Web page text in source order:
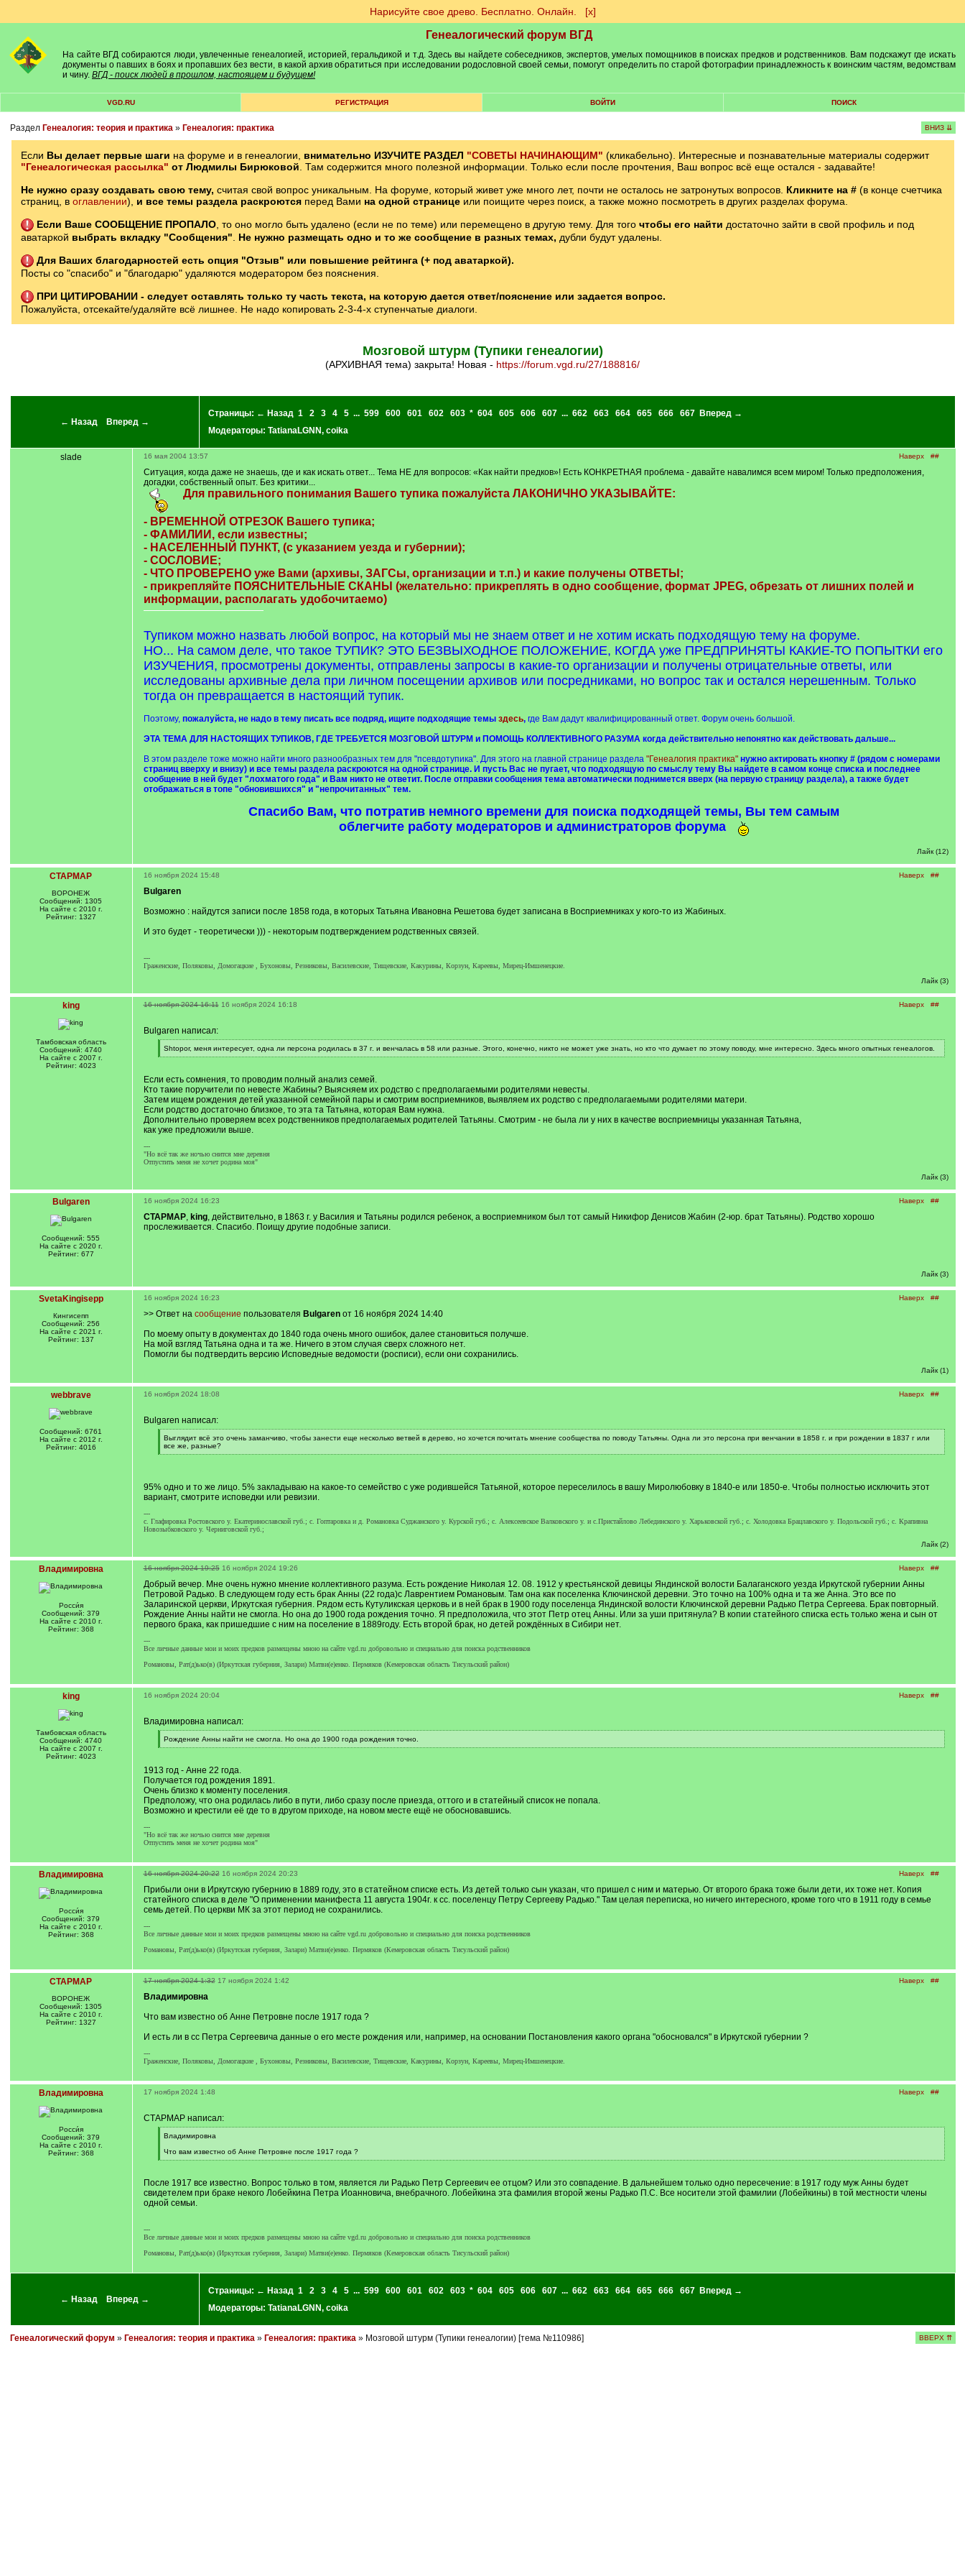
Нарисуйте свое древо. Бесплатно. Онлайн. [х]
Генеалогический форум ВГД
На сайте ВГД собираются люди, увлеченные генеалогией, историей, геральдикой и т.д. Здесь вы найдете собеседников, экспертов, умелых помощников в поисках предков и родственников. Вам подскажут где искать
документы о павших в боях и пропавших без вести, в какой архив обратиться при исследовании родословной своей семьи, помогут определить по старой фотографии принадлежность к воинским частям, ведомствам
и чину. ВГД - поиск людей в прошлом, настоящем и будущем!
VGD.RU РЕГИСТРАЦИЯ ВОЙТИ ПОИСК
Раздел Генеалогия: теория и практика» Генеалогия: практика ВНИЗ ⇊
Если Вы делает первые шаги на форуме и в генеалогии, внимательно ИЗУЧИТЕ РАЗДЕЛ "СОВЕТЫ НАЧИНАЮЩИМ" (кликабельно). Интересные и познавательные материалы содержит
"Генеалогическая рассылка" от Людмилы Бирюковой . Там содержится много полезной информации. Только если после прочтения, Ваш вопрос всё еще остался - задавайте!
Не нужно сразу создавать свою тему, считая свой вопрос уникальным. На форуме, который живет уже много лет, почти не осталось не затронутых вопросов. Кликните на # (в конце счетчика
страниц, в оглавлении), и все темы раздела раскроются перед Вами на одной странице или поищите через поиск, а также можно посмотреть в других разделах форума.
Если Ваше СООБЩЕНИЕ ПРОПАЛО, то оно могло быть удалено (если не по теме) или перемещено в другую тему. Для того чтобы его найти достаточно зайти в свой профиль и под
аватаркой выбрать вкладку "Сообщения" Не нужно размещать одно и то же сообщение в разных темах, дубли будут удалены.
Для Ваших благодарностей есть опция "Отзыв" или повышение рейтинга (+ под аватаркой).
Посты со "спасибо" и "благодарю" удаляются модератором без пояснения.
ПРИ ЦИТИРОВАНИИ - следует оставлять только ту часть текста, на которую дается ответ/пояснение или задается вопрос.
Пожалуйста, отсекайте/удаляйте всё лишнее. Не надо копировать 2-3-4-х ступенчатые диалоги.
Мозговой штурм (Тупики генеалогии)
(АРХИВНАЯ тема) закрыта! Новая - https://forum.vgd.ru/27/188816/
← Назад Вперед →
Страницы: ← Назад 1 2 3 4 5 ... 599 600 601 602 603 * 604 605 606 607 ... 662 663 664 665 666 667
Вперед →
Модераторы: TatianaLGNN, coika
slade Наверх ##
16 мая 2004 13:57
Ситуация, когда даже не знаешь, где и как искать ответ... Тема НЕ для вопросов: «Как найти предков»! Есть КОНКРЕТНАЯ проблема - давайте навалимся всем миром! Только предположения,
догадки, собственный опыт. Без критики...
Для правильного понимания Вашего тупика пожалуйста ЛАКОНИЧНО УКАЗЫВАЙТЕ:
- ВРЕМЕННОЙ ОТРЕЗОК Вашего тупика;
- ФАМИЛИИ, если известны;
- НАСЕЛЕННЫЙ ПУНКТ, (с указанием уезда и губернии);
- СОСЛОВИЕ;
- ЧТО ПРОВЕРЕНО уже Вами (архивы, ЗАГСы, организации и т.п.) и какие получены ОТВЕТЫ;
- прикрепляйте ПОЯСНИТЕЛЬНЫЕ СКАНЫ (желательно: прикреплять в одно сообщение, формат JPЕG, обрезать от лишних полей и
информации, располагать удобочитаемо)
Тупиком можно назвать любой вопрос, на который мы не знаем ответ и не хотим искать подходящую тему на форуме.
НО... На самом деле, что такое ТУПИК? ЭТО БЕЗВЫХОДНОЕ ПОЛОЖЕНИЕ, КОГДА уже ПРЕДПРИНЯТЫ КАКИЕ-ТО ПОПЫТКИ его
ИЗУЧЕНИЯ, просмотрены документы, отправлены запросы в какие-то организации и получены отрицательные ответы, или
исследованы архивные дела при личном посещении архивов или посредниками, но вопрос так и остался нерешенным. Только
тогда он превращается в настоящий тупик.
Поэтому, пожалуйста, не надо в тему писать все подряд, ищите подходящие темы здесь, где Вам дадут квалифицированный ответ. Форум очень большой.
ЭТА ТЕМА ДЛЯ НАСТОЯЩИХ ТУПИКОВ, ГДЕ ТРЕБУЕТСЯ МОЗГОВОЙ ШТУРМ и ПОМОЩЬ КОЛЛЕКТИВНОГО РАЗУМА когда действительно непонятно как действовать дальше...
В этом разделе тоже можно найти много разнообразных тем для "псевдотупика". Для этого на главной странице раздела "Генеалогия практика" нужно актировать кнопку # (рядом с номерами
страниц вверху и внизу) и все темы раздела раскроются на одной странице. И пусть Вас не пугает, что подходящую по смыслу тему Вы найдете в самом конце списка и последнее
сообщение в ней будет "лохматого года" и Вам никто не ответит. После отправки сообщения тема автоматически поднимется вверх (на первую страницу раздела), а также будет
отображаться в топе "обновившихся" и "непрочитанных" тем.
Спасибо Вам, что потратив немного времени для поиска подходящей темы, Вы тем самым
облегчите работу модераторов и администраторов форума
Лайк (12)
СТАРМАР
ВОРОНЕЖ
Сообщений: 1305
На сайте с 2010 г.
Рейтинг: 1327
Наверх ##
16 ноября 2024 15:48
Bulgaren
Возможно : найдутся записи после 1858 года, в которых Татьяна Ивановна Решетова будет записана в Восприемниках у кого-то из Жабиных.
И это будет - теоретически ))) - некоторым подтверждением родственных связей.
---
Граженские, Поляковы, Домогацкие , Бухоновы, Резниковы, Василевские, Тищевские, Какурины, Корзун, Кареевы, Мирец-Имшенецкие.
Лайк (3)
king
Тамбовская область
Сообщений: 4740
На сайте с 2007 г.
Рейтинг: 4023
Наверх ##
16 ноября 2024 16:11 16 ноября 2024 16:18
Bulgaren написал:
[
q
Shtopor, меня интересует, одна ли персона родилась в 37 г. и венчалась в 58 или разные. Этого, конечно, никто не может уже знать, но кто что думает по этому поводу, мне интересно. Здесь много опытных генеалогов.
[
Если есть сомнения, то проводим полный анализ семей.
Кто такие поручители по невесте Жабины? Выясняем их родство с предполагаемыми родителями невесты.
Затем ищем рождения детей указанной семейной пары и смотрим восприемников, выявляем их родство с предполагаемыми родителями матери.
Если родство достаточно близкое, то эта та Татьяна, которая Вам нужна.
Дополнительно проверяем всех родственников предполагаемых родителей Татьяны. Смотрим - не была ли у них в качестве восприемницы указанная Татьяна,
как уже предложили выше.
---
"Но всё так же ночью снится мне деревня
Отпустить меня не хочет родина моя"
Лайк (3)
Bulgaren
Сообщений: 555
На сайте с 2020 г.
Рейтинг: 677
Наверх ##
16 ноября 2024 16:23
СТАРМАР, king, действительно, в 1863 г. у Василия и Татьяны родился ребенок, а восприемником был тот самый Никифор Денисов Жабин (2-юр. брат Татьяны). Родство хорошо
прослеживается. Спасибо. Поищу другие подобные записи.
Лайк (3)
SvetaKingisepp
Кингисепп
Сообщений: 256
На сайте с 2021 г.
Рейтинг: 137
Наверх ##
16 ноября 2024 16:23
>> Ответ на сообщение пользователя Bulgarenот 16 ноября 2024 14:40
По моему опыту в документах до 1840 года очень много ошибок, далее становиться получше.
На мой взгляд Татьяна одна и та же. Ничего в этом случая сверх сложного нет.
Помогли бы подтвердить версию Исповедные ведомости (росписи), если они сохранились.
Лайк (1)
webbrave
Сообщений: 6761
На сайте с 2012 г.
Рейтинг: 4016
Наверх ##
16 ноября 2024 18:08
Bulgaren написал:
[
q
]
Выглядит всё это очень заманчиво, чтобы занести еще несколько ветвей в дерево, но хочется почитать мнение сообщества по поводу Татьяны. Одна ли это персона при венчании в 1858 г. и при рождении в 1837 г или
все же, разные?
[
95% одно и то же лицо. 5% закладываю на какое-то семейство с уже родившейся Татьяной, которое переселилось в вашу Миролюбовку в 1840-е или 1850-е. Чтобы полностью исключить этот
вариант, смотрите исповедки или ревизии.
---
c. Глафировка Ростовского у. Екатеринославской губ.; c. Гоптаровка и д. Романовка Суджанского у. Курской губ.; c. Алексеевское Валковского у. и c.Пристайлово Лебединского у. Харьковской губ.; c. Холодовка Брацлавского у. Подольской губ.; c. Крапивна
Новозыбковского у. Черниговской губ.;
Лайк (2)
Владимировна
Росси́я
Сообщений: 379
На сайте с 2010 г.
Рейтинг: 368
Наверх ##
16 ноября 2024 19:25 16 ноября 2024 19:26
Добрый вечер. Мне очень нужно мнение коллективного разума. Есть рождение Николая 12. 08. 1912 у крестьянской девицы Яндинской волости Балаганского уезда Иркутской губернии Анны
Петровой Радько. В следующем году есть брак Анны (22 года)с Лаврентием Романовым. Там она как поселенка Ключинской деревни. Это точно на 100% одна и та же Анна. Это все по
Заларинской церкви, Иркутская губерния. Рядом есть Кутуликская церковь и в ней брак в 1900 году поселенца Яндинской волости Ключинской деревни Радько Петра Сергеева. Брак повторный.
Рождение Анны найти не смогла. Но она до 1900 года рождения точно. Я предположила, что этот Петр отец Анны. Или за уши притянула? В копии статейного списка есть только жена и сын от
первого брака, как пришедшие с ним на поселение в 1889году. Есть второй брак, но детей рождённых в Сибири нет.
---
Все личные данные мои и моих предков размещены мною на сайте vgd.ru добровольно и специально для поиска родственников
Романовы, Рат(д)ько(в) (Иркутская губерния, Залари) Матви(е)енко. Пермяков (Кемеровская область Тисульский район)
king
Тамбовская область
Сообщений: 4740
На сайте с 2007 г.
Рейтинг: 4023
Наверх ##
16 ноября 2024 20:04
Владимировна написал:
[
q
Рождение Анны найти не смогла. Но она до 1900 года рождения точно.
[
1913 год - Анне 22 года.
Получается год рождения 1891.
Очень близко к моменту поселения.
Предположу, что она родилась либо в пути, либо сразу после приезда, оттого и в статейный список не попала.
Возможно и крестили её где то в другом приходе, на новом месте ещё не обосновавшись.
---
"Но всё так же ночью снится мне деревня
Отпустить меня не хочет родина моя"
Владимировна
Росси́я
Сообщений: 379
На сайте с 2010 г.
Рейтинг: 368
Наверх ##
16 ноября 2024 20:22 16 ноября 2024 20:23
Прибыли они в Иркутскую губернию в 1889 году, это в статейном списке есть. Из детей только сын указан, что пришел с ним и матерью. От второго брака тоже были дети, их тоже нет. Копия
статейного списка в деле "О применении манифеста 11 августа 1904г. к сс. поселенцу Петру Сергееву Радько." Там целая переписка, но ничего интересного, кроме того что в 1911 году в семье
семь детей. По церкви МК за этот период не сохранились.
---
Все личные данные мои и моих предков размещены мною на сайте vgd.ru добровольно и специально для поиска родственников
Романовы, Рат(д)ько(в) (Иркутская губерния, Залари) Матви(е)енко. Пермяков (Кемеровская область Тисульский район)
СТАРМАР
ВОРОНЕЖ
Сообщений: 1305
На сайте с 2010 г.
Рейтинг: 1327
Наверх ##
17 ноября 2024 1:32 17 ноября 2024 1:42
Владимировна
Что вам известно об Анне Петровне после 1917 года ?
И есть ли в сс Петра Сергеевича данные о его месте рождения или, например, на основании Постановления какого органа "обосновался" в Иркутской губернии ?
---
Граженские, Поляковы, Домогацкие , Бухоновы, Резниковы, Василевские, Тищевские, Какурины, Корзун, Кареевы, Мирец-Имшенецкие.
Владимировна
Росси́я
Сообщений: 379
На сайте с 2010 г.
Рейтинг: 368
Наверх ##
17 ноября 2024 1:48
СТАРМАР написал:
[
]
Владимировна
Что вам известно об Анне Петровне после 1917 года ?
[
]
После 1917 все известно. Вопрос только в том, является ли Радько Петр Сергеевич ее отцом? Или это совпадение. В дальнейшем только одно пересечение: в 1917 году муж Анны будет
свидетелем при браке некого Лобейкина Петра Иоанновича, внебрачного. Лобейкина эта фамилия второй жены Радько П.С. Все носители этой фамилии (Лобейкины) в той местности члены
одной семьи.
---
Все личные данные мои и моих предков размещены мною на сайте vgd.ru добровольно и специально для поиска родственников
Романовы, Рат(д)ько(в) (Иркутская губерния, Залари) Матви(е)енко. Пермяков (Кемеровская область Тисульский район)
← Назад Вперед →
Страницы: ← Назад 1 2 3 4 5 ... 599 600 601 602 603 * 604 605 606 607 ... 662 663 664 665 666 667
Вперед →
Модераторы: TatianaLGNN, coika
Генеалогический форум » Генеалогия: теория и практика» Генеалогия: практика» Мозговой штурм (Тупики генеалогии) [тема №110986] ВВЕРХ ⇈